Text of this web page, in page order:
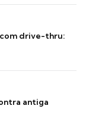
com drive-thru:
antiga